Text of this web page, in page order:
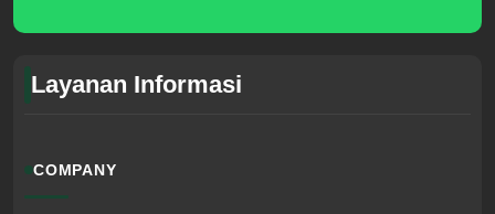
Layanan Informasi
COMPANY